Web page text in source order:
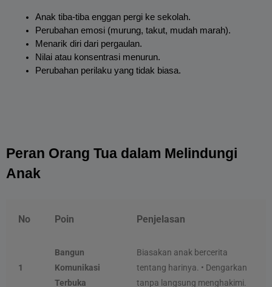
Anak tiba-tiba enggan pergi ke sekolah.
Perubahan emosi (murung, takut, mudah marah).
Menarik diri dari pergaulan.
Nilai atau konsentrasi menurun.
Perubahan perilaku yang tidak biasa.
Peran Orang Tua dalam Melindungi
Anak
No Poin Penjelasan
1
Bangun
Komunikasi
Terbuka
Biasakan anak bercerita
tentang harinya. • Dengarkan
tanpa langsung menghakimi.